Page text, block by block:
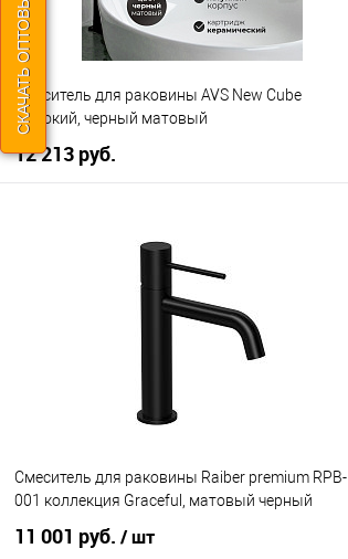
Смеситель для раковины AVS New Cube
высокий, черный матовый
12 213 руб.
В наличии
Cмеситель для раковины Raiber premium RPB-
001 коллекция Graceful, матовый черный
11 001 руб. / шт